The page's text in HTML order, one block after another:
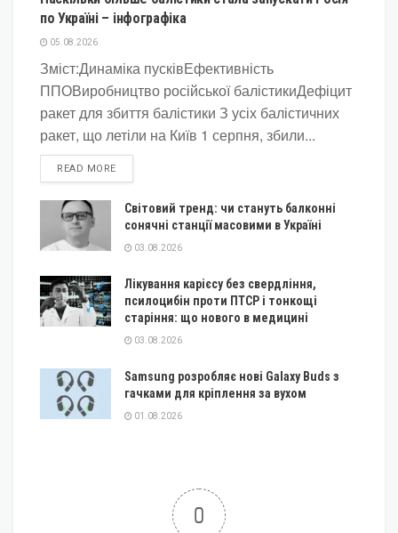
по Україні – інфографіка
05.08.2026
Зміст:Динаміка пусківЕфективність
ППОВиробництво російської балістикиДефіцит
ракет для збиття балістики З усіх балістичних
ракет, що летіли на Київ 1 серпня, збили...
READ MOREDETAILS
Світовий тренд: чи стануть балконні
сонячні станції масовими в Україні
03.08.2026
Лікування карієсу без свердління,
псилоцибін проти ПТСР і тонкощі
старіння: що нового в медицині
03.08.2026
Samsung розробляє нові Galaxy Buds з
гачками для кріплення за вухом
01.08.2026
0